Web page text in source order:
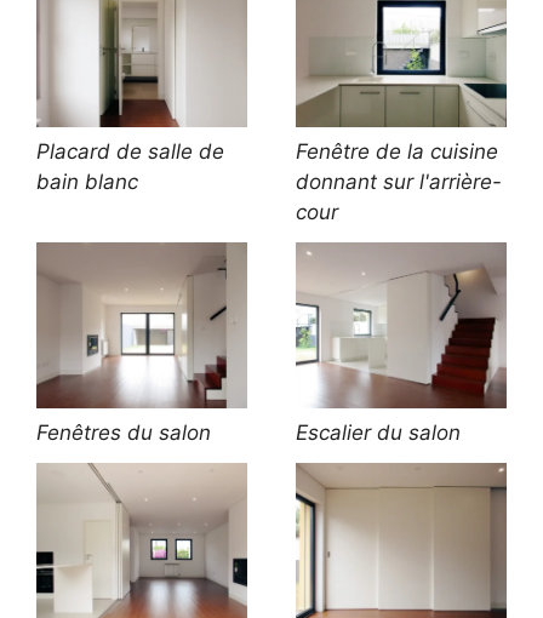
Placard de salle de
bain blanc
Fenêtre de la cuisine
donnant sur l'arrière-
cour
Fenêtres du salon Escalier du salon